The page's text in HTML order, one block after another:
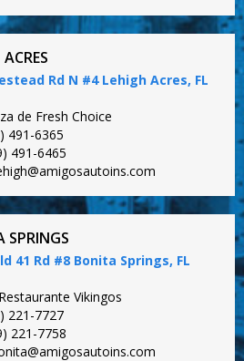
Rd N #4 Lehigh Acres, FL
de Fresh Choice
491-6365
491-6465
SPRINGS
41 Rd #8 Bonita Springs, FL
Vikingos
221-7727
221-7758